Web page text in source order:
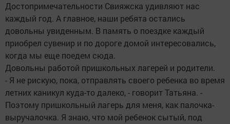
Достопримечательности Свияжска удивляют нас
каждый год. А главное, наши ребята остались
довольны увиденным. В память о поездке каждый
приобрел сувенир и по дороге домой интересовались,
когда мы еще поедем сюда.
Довольны работой пришкольных лагерей и родители.
- Я не рискую, пока, отправлять своего ребенка во время
летних каникул куда-то далеко, - говорит Татьяна. -
Поэтому пришкольный лагерь для меня, как палочка-
выручалочка. Я знаю, что мой ребенок сытый, под